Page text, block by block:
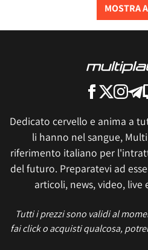
MOSTRA
Dedicato cervello e anima a
li hanno nel sangue,
riferimento italiano per
del futuro. Preparatevi ad
articoli, news, video, live
Tutti i prezzi sono validi al
fai click o acquisti qualcosa,